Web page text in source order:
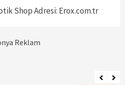
Shop Adresi: Erox.com.tr
Reklam